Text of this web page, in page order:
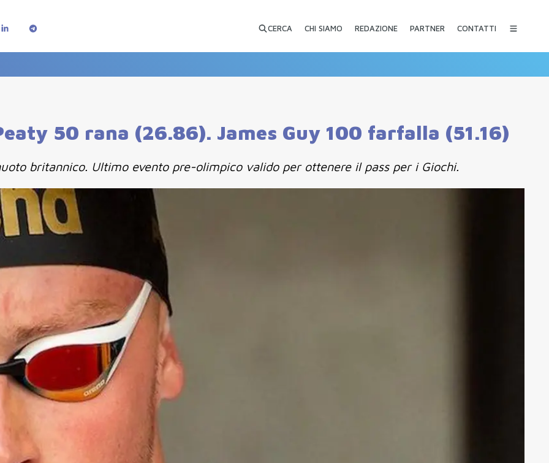
CERCA CHI SIAMO REDAZIONE PARTNER CONTATTI
50 rana (26.86). James Guy 100 farfalla (51.16)
britannico. Ultimo evento pre-olimpico valido per ottenere il pass per i Giochi.